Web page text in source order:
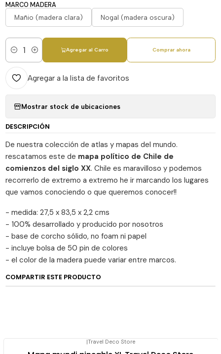
MARCO MADERA
Mañio (madera clara) Nogal (madera oscura)
Cantidad
Agregar al Carro Comprar ahora
Agregar a la lista de favoritos
Mostrar stock de ubicaciones
DESCRIPCIÓN
De nuestra colección de atlas y mapas del mundo.
rescatamos este de mapa político de Chile de
comienzos del siglo XX. Chile es maravilloso y podemos
recorrerlo de extremo a extremo he ir marcando los lugares
que vamos conociendo o que queremos conocer!!
- medida: 27,5 x 83,5 x 2,2 cms
- 100% desarrollado y producido por nosotros
- base de corcho sólido, no foam ni papel
- incluye bolsa de 50 pin de colores
- el color de la madera puede variar entre marcos.
COMPARTIR ESTE PRODUCTO
|Travel Deco Store